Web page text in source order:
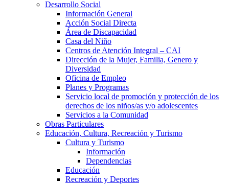
Desarrollo Social
Información General
Acción Social Directa
Área de Discapacidad
Casa del Niño
Centros de Atención Integral – CAI
Dirección de la Mujer, Familia, Genero y
Diversidad
Oficina de Empleo
Planes y Programas
Servicio local de promoción y protección de los
derechos de los niños/as y/o adolescentes
Servicios a la Comunidad
Obras Particulares
Educación, Cultura, Recreación y Turismo
Cultura y Turismo
Información
Dependencias
Educación
Recreación y Deportes